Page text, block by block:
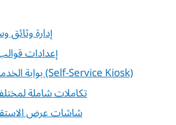
إدارة وثائق
إعدادات
بوابة الخدمة الذاتية للزوار (Self-Service Kiosk)
تكاملات شاملة
شاشات عرض